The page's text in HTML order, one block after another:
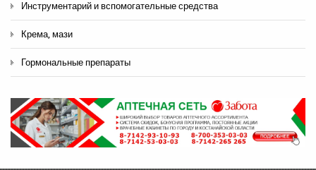
Инструментарий и вспомогательные средства
Крема, мази
Гормональные препараты